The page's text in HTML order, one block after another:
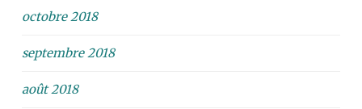
octobre 2018
septembre 2018
août 2018